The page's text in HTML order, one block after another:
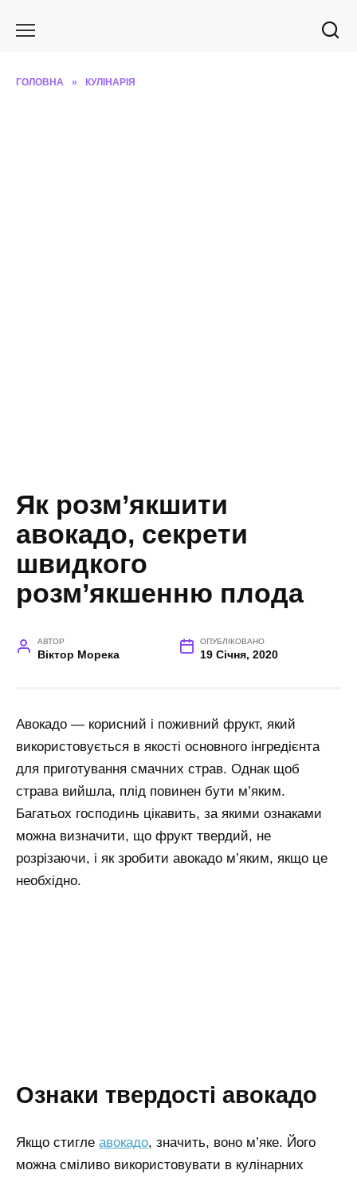
ГОЛОВНА » КУЛІНАРІЯ
Як розм’якшити
авокадо, секрети
швидкого
розм’якшенню плода
АВТОР
Віктор Морека
ОПУБЛІКОВАНО
19 Січня, 2020
Авокадо — корисний і поживний фрукт, який
використовується в якості основного інгредієнта
для приготування смачних страв. Однак щоб
страва вийшла, плід повинен бути м’яким.
Багатьох господинь цікавить, за якими ознаками
можна визначити, що фрукт твердий, не
розрізаючи, і як зробити авокадо м’яким, якщо це
необхідно.
Ознаки твердості авокадо
Якщо стигле авокадо, значить, воно м’яке. Його
можна сміливо використовувати в кулінарних